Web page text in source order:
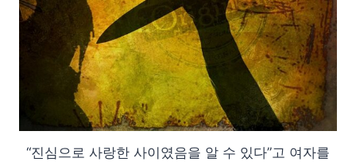
“진심으로 사랑한 사이였음을 알 수 있다”고 여자를